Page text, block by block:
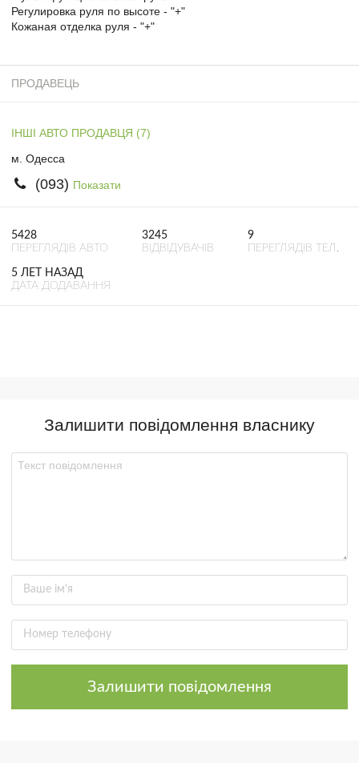
Регулировка руля по высоте - "+"
Кожаная отделка руля - "+"
ПРОДАВЕЦЬ
ІНШІ АВТО ПРОДАВЦЯ (7)
м. Одесса
(093) Показати
5428
ПЕРЕГЛЯДІВ АВТО
3245
ВІДВІДУВАЧІВ
9
ПЕРЕГЛЯДІВ ТЕЛ.
5 ЛЕТ НАЗАД
ДАТА ДОДАВАННЯ
Залишити повідомлення власнику
Залишити повідомлення